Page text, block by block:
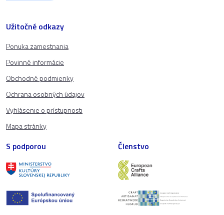
Užitočné odkazy
Ponuka zamestnania
Povinné informácie
Obchodné podmienky
Ochrana osobných údajov
Vyhlásenie o prístupnosti
Mapa stránky
S podporou Členstvo